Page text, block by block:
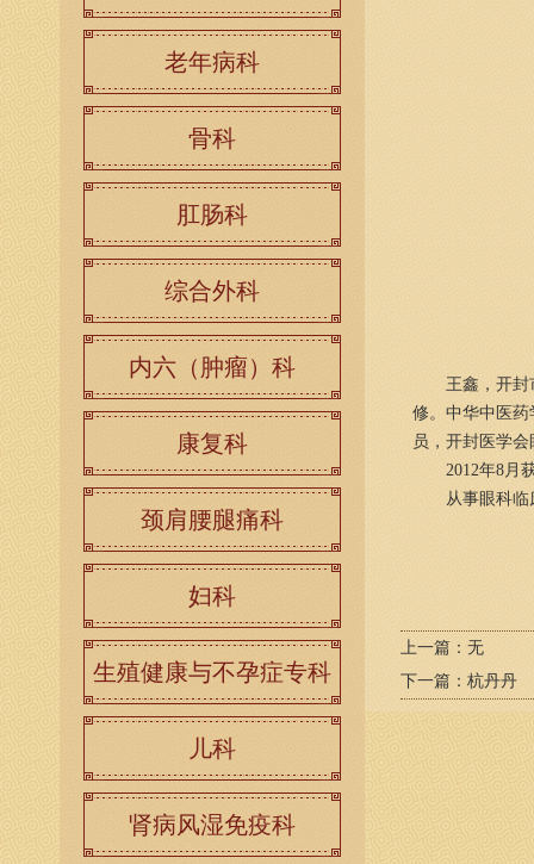
王鑫，开封市
修。中华中医
员，开封医学
2012年8月获
从事眼科临床
上一篇： 无
下一篇： 杭丹丹
老年病科
骨科
肛肠科
综合外科
内六（肿瘤）科
康复科
颈肩腰腿痛科
妇科
生殖健康与不孕症专科
儿科
肾病风湿免疫科